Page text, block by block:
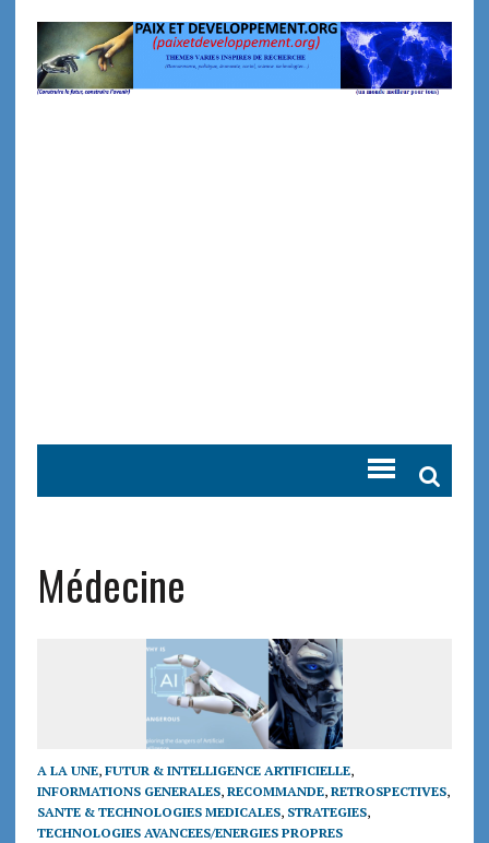
Médecine
A LA UNE, FUTUR & INTELLIGENCE ARTIFICIELLE,
INFORMATIONS GENERALES, RECOMMANDE, RETROSPECTIVES,
SANTE & TECHNOLOGIES MEDICALES, STRATEGIES,
TECHNOLOGIES AVANCEES/ENERGIES PROPRES